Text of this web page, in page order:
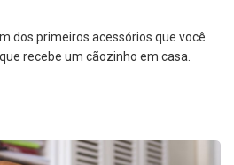
dos primeiros acessórios que você
recebe um cãozinho em casa.